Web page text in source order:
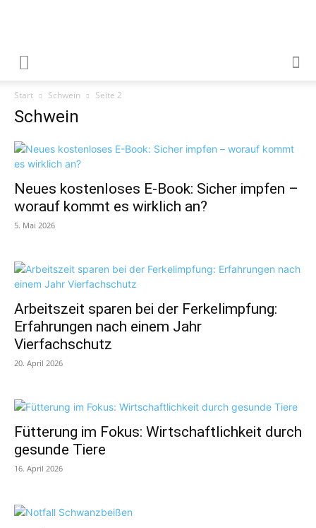
Start Schwein Seite 2
Schwein
Neues kostenloses E-Book: Sicher impfen –
worauf kommt es wirklich an?
5. Mai 2026
Arbeitszeit sparen bei der Ferkelimpfung:
Erfahrungen nach einem Jahr
Vierfachschutz
20. April 2026
Fütterung im Fokus: Wirtschaftlichkeit durch
gesunde Tiere
16. April 2026